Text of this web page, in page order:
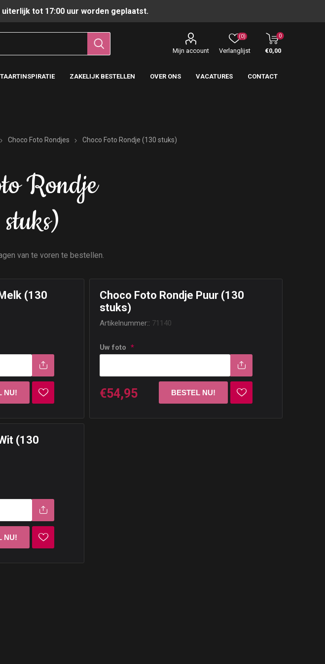
tot 17:00 uur worden geplaatst.
Mijn account Verlanglijst
(0) 0
€0,00
TAARTINSPIRATIE ZAKELIJK BESTELLEN OVER ONS VACATURES CONTACT
Choco Foto Rondjes Choco Foto Rondje (130 stuks)
Rondje
van te voren te bestellen.
(130
Choco Foto Rondje Puur (130
stuks)
Artikelnummer:: 71140
Uw foto *
€54,95
(130